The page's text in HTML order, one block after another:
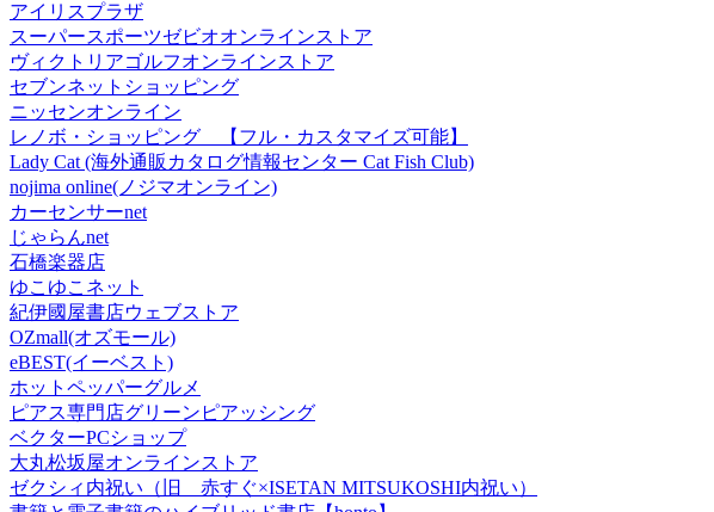
アイリスプラザ
スーパースポーツゼビオオンラインストア
ヴィクトリアゴルフオンラインストア
セブンネットショッピング
ニッセンオンライン
レノボ・ショッピング 【フル・カスタマイズ可能】
Lady Cat (海外通販カタログ情報センター Cat Fish Club)
nojima online(ノジマオンライン)
カーセンサーnet
じゃらんnet
石橋楽器店
ゆこゆこネット
紀伊國屋書店ウェブストア
OZmall(オズモール)
eBEST(イーベスト)
ホットペッパーグルメ
ピアス専門店グリーンピアッシング
ベクターPCショップ
大丸松坂屋オンラインストア
ゼクシィ内祝い（旧 赤すぐ×ISETAN MITSUKOSHI内祝い）